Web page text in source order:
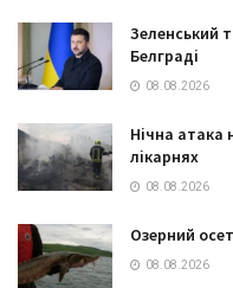
Зеленський
Белграді
08.08.2026
Нічна атака
лікарнях
08.08.2026
Озерний
08.08.2026